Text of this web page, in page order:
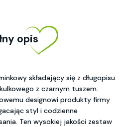
opis
składający się z długopisu
z czarnym tuszem.
designowi produkty firmy
styl i codzienne
Ten wysokiej jakości zestaw